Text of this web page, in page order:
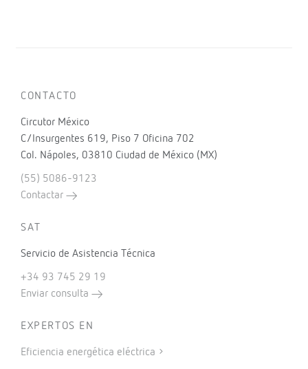
CONTACTO
Circutor México
C/Insurgentes 619, Piso 7 Oficina 702
Col. Nápoles, 03810 Ciudad de México (MX)
(55) 5086-9123
Contactar
SAT
Servicio de Asistencia Técnica
+34 93 745 29 19
Enviar consulta
EXPERTOS EN
Eficiencia energética eléctrica